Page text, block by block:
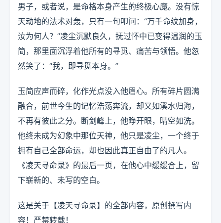
男子，或者说，是命格本身产生的终极心魔。没有惊
天动地的法术对轰，只有一句叩问：“万千命纹加身，
汝为何人？”凌尘沉默良久，抚过怀中已变得温润的玉
简，那里面沉浮着他所有的寻觅、痛苦与领悟。他忽
然笑了：“我，即寻觅本身。”
玉简应声而碎，化作光点没入他眉心。所有碎片圆满
融合，前世今生的记忆浩荡奔流，却又如溪水归海，
不再有彼此之分。断剑峰上，他睁开眼，晴空如洗。
他终未成为幻象中那位天神，他只是凌尘，一个终于
拥有自己全部命运，却也因此真正自由了的凡人。
《凌天寻命录》的最后一页，在他心中缓缓合上，留
下崭新的、未写的空白。
这是关于【凌天寻命录】的全部内容，原创撰写内
容！严禁转载！